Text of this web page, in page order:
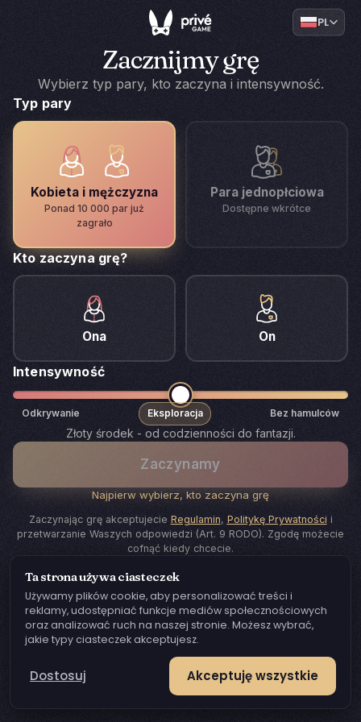
Zacznijmy grę
Wybierz typ pary, kto zaczyna i intensywność.
Typ pary
Kobieta i mężczyzna
Ponad 10 000 par już
zagrało
Para jednopłciowa
Dostępne wkrótce
Kto zaczyna grę?
Ona On
Intensywność
Odkrywanie Eksploracja Bez hamulców
Złoty środek - od codzienności do fantazji.
Zaczynamy
Najpierw wybierz, kto zaczyna grę
Zaczynając grę akceptujecie Regulamin, Politykę Prywatności i
przetwarzanie Waszych odpowiedzi (Art. 9 RODO). Zgodę możecie
cofnąć kiedy chcecie.
PL
Ta strona używa ciasteczek
Używamy plików cookie, aby personalizować treści i
reklamy, udostępniać funkcje mediów społecznościowych
oraz analizować ruch na naszej stronie. Możesz wybrać,
jakie typy ciasteczek akceptujesz.
Akceptuję wszystkie
Dostosuj